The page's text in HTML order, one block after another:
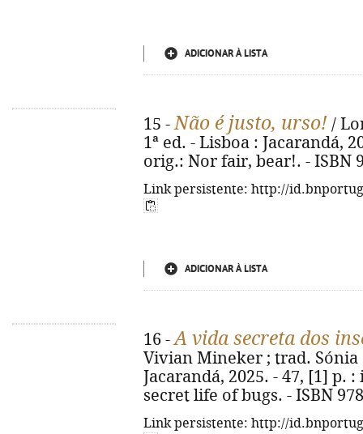
ADICIONAR À LISTA
15 -Não é justo, urso! /
1ª ed. - Lisboa : Jacarandá,
orig.: Nor fair, bear!. - ISBN
Link persistente: http://
ADICIONAR À LISTA
16 -A vida secreta dos
Vivian Mineker ; trad. Sónia
Jacarandá, 2025. - 47, [1] p.
secret life of bugs. - ISBN
Link persistente: http://